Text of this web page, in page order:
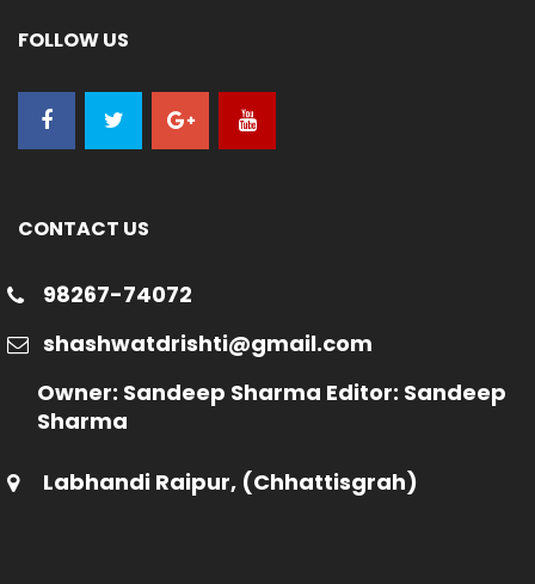
FOLLOW US
CONTACT US
98267-74072
shashwatdrishti@gmail.com
Owner: Sandeep Sharma Editor: Sandeep
Sharma
Labhandi Raipur, (Chhattisgrah)